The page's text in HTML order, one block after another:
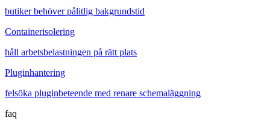
butiker behöver pålitlig bakgrundstid
Containerisolering
håll arbetsbelastningen på rätt plats
Pluginhantering
felsöka pluginbeteende med renare schemaläggning
faq